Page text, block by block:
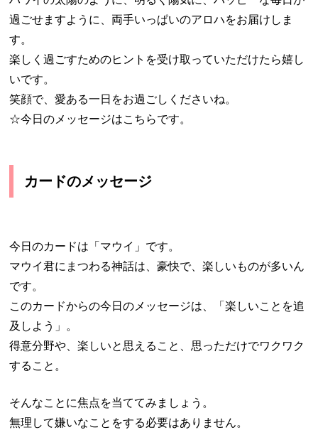
過ごせますように、両手いっぱいのアロハをお届けしま
す。
楽しく過ごすためのヒントを受け取っていただけたら嬉し
いです。
笑顔で、愛ある一日をお過ごしくださいね。
☆今日のメッセージはこちらです。
カードのメッセージ
今日のカードは「マウイ」です。
マウイ君にまつわる神話は、豪快で、楽しいものが多いん
です。
このカードからの今日のメッセージは、「楽しいことを追
及しよう」。
得意分野や、楽しいと思えること、思っただけでワクワク
すること。
そんなことに焦点を当ててみましょう。
無理して嫌いなことをする必要はありません。